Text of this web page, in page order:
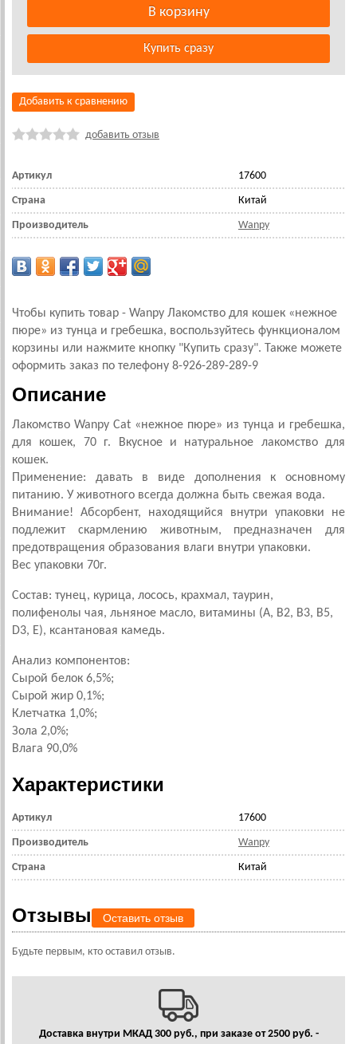
Добавить к сравнению
добавить отзыв
Артикул 17600
Страна Китай
Производитель Wanpy
Чтобы купить товар - Wanpy Лакомство для кошек «нежное
пюре» из тунца и гребешка, воспользуйтесь функционалом
корзины или нажмите кнопку "Купить сразу". Также можете
оформить заказ по телефону 8-926-289-289-9
Описание
Лакомство Wanpy Cat «нежное пюре» из тунца и гребешка,
для кошек, 70 г. Вкусное и натуральное лакомство для
кошек.
Применение: давать в виде дополнения к основному
питанию. У животного всегда должна быть свежая вода.
Внимание! Абсорбент, находящийся внутри упаковки не
подлежит скармлению животным, предназначен для
предотвращения образования влаги внутри упаковки.
Вес упаковки 70г.
Состав: тунец, курица, лосось, крахмал, таурин,
полифенолы чая, льняное масло, витамины (A, B2, B3, B5,
D3, E), ксантановая камедь.
Анализ компонентов:
Сырой белок 6,5%;
Сырой жир 0,1%;
Клетчатка 1,0%;
Зола 2,0%;
Влага 90,0%
Характеристики
Артикул 17600
Производитель Wanpy
Страна Китай
Отзывы Оставить отзыв
Будьте первым, кто оставил отзыв.
Доставка внутри МКАД 300 руб., при заказе от 2500 руб. -